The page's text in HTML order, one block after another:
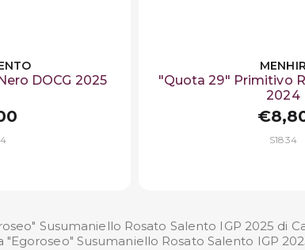
DOCG 2025
MENHIR
"Quota 29" Primitivo
2024
S1834
Susumaniello Rosato Salento IGP 2025 di
"Egoroseo" Susumaniello Rosato Salento IGP